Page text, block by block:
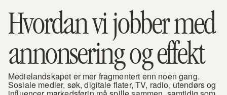
Hvordan vi jobber med
annonsering og effekt
Medielandskapet er mer fragmentert enn noen gang.
Sosiale medier, søk, digitale flater, TV, radio, utendørs og